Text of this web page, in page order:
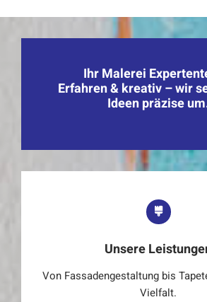
Ihr Malerei
Erfahren & kreativ – wir
Ideen präzise
Unsere
Von Fassadengestaltung bis
Vielfalt.